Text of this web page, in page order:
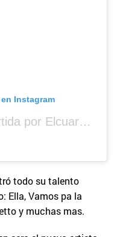
Instagram
Una publicación compartida por Elcuara (@elcuara.25)
todo su talento
Ella, Vamos pa la
y muchas mas.